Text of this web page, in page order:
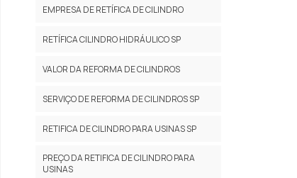
EMPRESA DE RETÍFICA DE CILINDRO
RETÍFICA CILINDRO HIDRÁULICO SP
VALOR DA REFORMA DE CILINDROS
SERVIÇO DE REFORMA DE CILINDROS SP
RETIFICA DE CILINDRO PARA USINAS SP
PREÇO DA RETIFICA DE CILINDRO PARA
USINAS